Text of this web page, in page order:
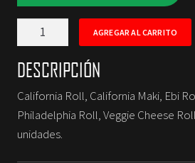
Zen
-
Un.
cantidad
AGREGAR AL CARRITO
DESCRIPCIÓN
California Roll, California Maki, Ebi
Philadelphia Roll, Veggie Cheese
unidades.